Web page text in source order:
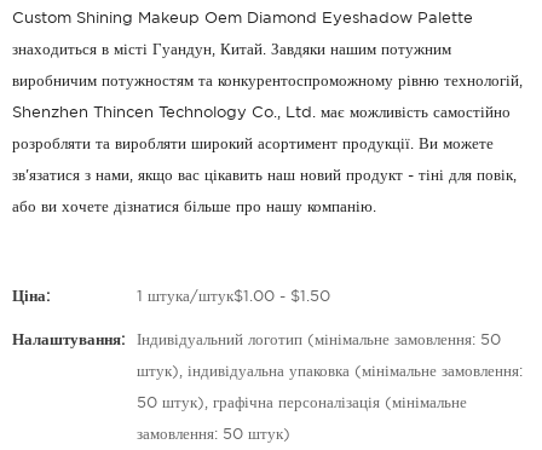
Custom Shining Makeup Oem Diamond Eyeshadow Palette
знаходиться в місті Гуандун, Китай. Завдяки нашим потужним
виробничим потужностям та конкурентоспроможному рівню технологій,
Shenzhen Thincen Technology Co., Ltd. має можливість самостійно
розробляти та виробляти широкий асортимент продукції. Ви можете
зв'язатися з нами, якщо вас цікавить наш новий продукт - тіні для повік,
або ви хочете дізнатися більше про нашу компанію.
Ціна: 1 штука/штук$1.00 - $1.50
Налаштування: Індивідуальний логотип (мінімальне замовлення: 50
штук), індивідуальна упаковка (мінімальне замовлення:
50 штук), графічна персоналізація (мінімальне
замовлення: 50 штук)